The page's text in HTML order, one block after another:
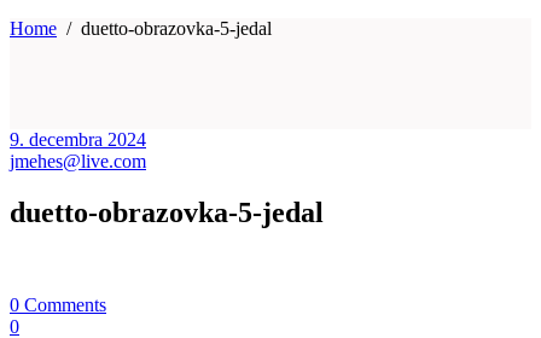
Home / duetto-obrazovka-5-jedal
9. decembra 2024
jmehes@live.com
duetto-obrazovka-5-jedal
0 Comments
0